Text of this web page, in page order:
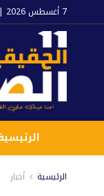
7 أغسطس 2026 | 5:56 صباحًا
الرئيسية أخبار